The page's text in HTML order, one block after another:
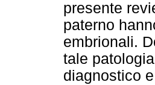
presente
paterno
embrionali.
tale
diagnostico